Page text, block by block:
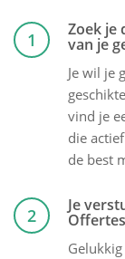
1 Zoek je
van je
Je wil je
vind je
die
de best
2 Je